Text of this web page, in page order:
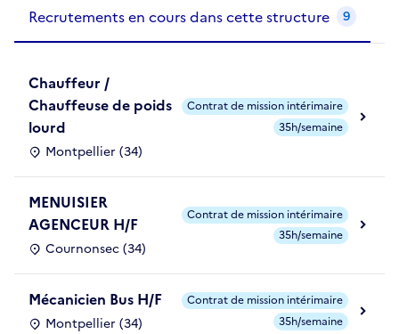
Recrutements en cours dans cette structure 9
Chauffeur /
Chauffeuse de poids
lourd
Montpellier (34)
Contrat de mission intérimaire
35h/semaine
MENUISIER
AGENCEUR H/F
Cournonsec (34)
Contrat de mission intérimaire
35h/semaine
Mécanicien Bus H/F
Montpellier (34)
Contrat de mission intérimaire
35h/semaine